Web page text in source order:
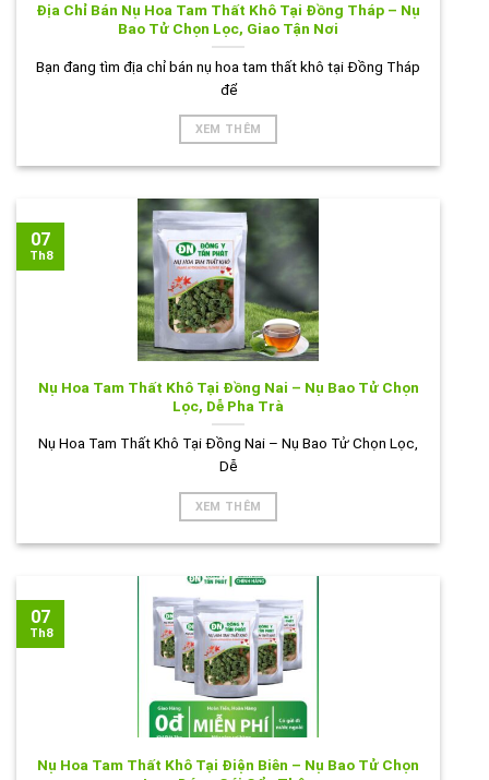
Địa Chỉ Bán Nụ Hoa Tam Thất Khô Tại Đồng Tháp – Nụ
Bao Tử Chọn Lọc, Giao Tận Nơi
Bạn đang tìm địa chỉ bán nụ hoa tam thất khô tại Đồng Tháp
để
XEM THÊM
Nụ Hoa Tam Thất Khô Tại Đồng Nai – Nụ Bao Tử Chọn
Lọc, Dễ Pha Trà
Nụ Hoa Tam Thất Khô Tại Đồng Nai – Nụ Bao Tử Chọn Lọc,
Dễ
XEM THÊM
07
Th8
Nụ Hoa Tam Thất Khô Tại Điện Biên – Nụ Bao Tử Chọn
07
Th8